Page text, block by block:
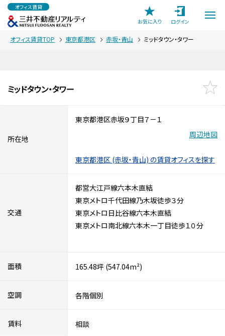
オフィス賃貸
お気に入り
ログイン
オフィス賃貸TOP 東京都港区 赤坂・青山 ミッドタウン・タワー
ミッドタウン・タワー
所在地
東京都港区赤坂９丁目７－１
周辺地図
東京都港区 (赤坂・青山) の賃貸オフィスを探す
交通
都営大江戸線六本木直結
東京メトロ千代田線乃木坂徒歩３分
東京メトロ日比谷線六本木直結
東京メトロ南北線六本木一丁目徒歩１０分
面積 165.48坪 (547.04m²)
空調 各階個別
賃料 相談